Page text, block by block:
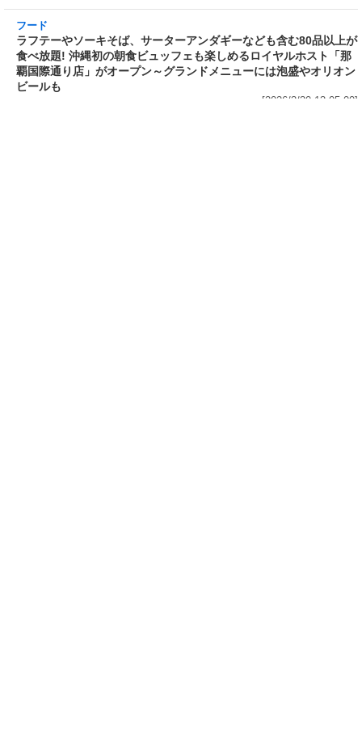
発売～具材は謎肉、キャベツ、チ
ンゲンサイ、キクラゲ
[2026/3/30 15:42:35]
や薬味などもついて税込2,200円!
4,400円
[2026/3/30 15:17:42]
フード
熱湯5分でふっくら白ご飯! カレーや納豆、牛丼の具も余裕で入っ